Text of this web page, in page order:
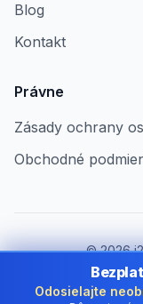
Blog
Kontakt
Právne
Zásady ochrany
Obchodné
©2026
Zmeniť
Odosielajte